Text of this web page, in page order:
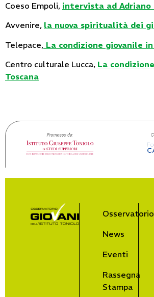
Coeso Empoli, intervista ad Adriano
Avvenire, la nuova spiritualità dei
Telepace, La condizione giovanile
Centro culturale Lucca, La
Toscana
Osservatorio
News
Eventi
Rassegna
Stampa